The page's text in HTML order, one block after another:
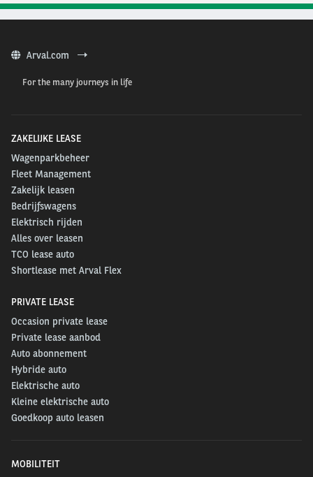
Arval.com
For the many journeys in life
ZAKELIJKE LEASE
Wagenparkbeheer
Fleet Management
Zakelijk leasen
Bedrijfswagens
Elektrisch rijden
Alles over leasen
TCO lease auto
Shortlease met Arval Flex
PRIVATE LEASE
Occasion private lease
Private lease aanbod
Auto abonnement
Hybride auto
Elektrische auto
Kleine elektrische auto
Goedkoop auto leasen
MOBILITEIT